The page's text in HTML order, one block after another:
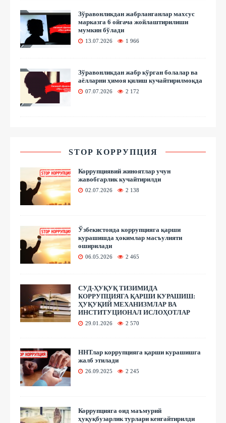
Зўравонликдан жабрланганлар махсус
марказга 6 ойгача жойлаштирилиши
мумкин бўлади
13.07.2026 1 966
Зўравонликдан жабр кўрган болалар ва
аёлларни ҳимоя қилиш кучайтирилмоқда
07.07.2026 2 172
STOP КОРРУПЦИЯ
Коррупциявий жиноятлар учун
жавобгарлик кучайтирилди
02.07.2026 2 138
Ўзбекистонда коррупцияга қарши
курашишда ҳокимлар масъулияти
оширилади
06.05.2026 2 465
СУД-ҲУҚУҚ ТИЗИМИДА
КОРРУПЦИЯГА ҚАРШИ КУРАШИШ:
ҲУҚУҚИЙ МЕХАНИЗМЛАР ВА
ИНСТИТУЦИОНАЛ ИСЛОҲОТЛАР
29.01.2026 2 570
ННТлар коррупцияга қарши курашишга
жалб этилади
26.09.2025 2 245
Коррупцияга оид маъмурий
ҳуқуқбузарлик турлари кенгайтирилди